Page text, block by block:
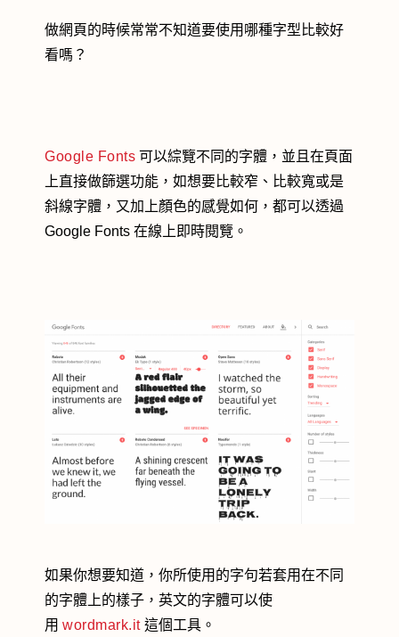
做網頁的時候常常不知道要使用哪種字型比較好
看嗎？
Google Fonts 可以綜覽不同的字體，並且在頁面
上直接做篩選功能，如想要比較窄、比較寬或是
斜線字體，又加上顏色的感覺如何，都可以透過
Google Fonts 在線上即時閱覽。
如果你想要知道，你所使用的字句若套用在不同
的字體上的樣子，英文的字體可以使
用 wordmark.it這個工具。